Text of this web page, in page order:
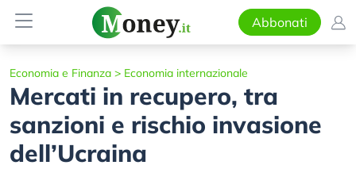
Abbonati
Economia e Finanza > Economia internazionale
Mercati in recupero, tra
sanzioni e rischio invasione
dell’Ucraina